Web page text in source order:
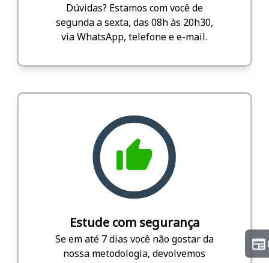
Dúvidas? Estamos com você de
segunda a sexta, das 08h às 20h30,
via WhatsApp, telefone e e-mail.
Estude com segurança
Se em até 7 dias você não gostar da
nossa metodologia, devolvemos